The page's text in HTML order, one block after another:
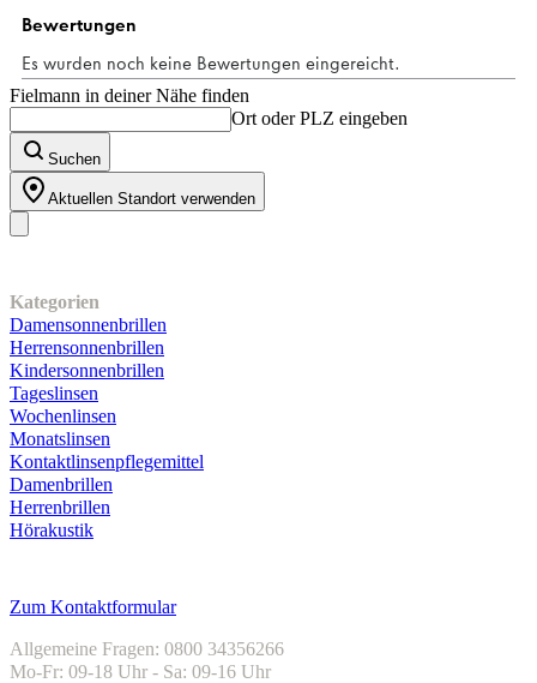
Bewertung
Fielmann in deiner Nähe finden
Ort oder PLZ eingeben
Suchen
Aktuellen Standort verwenden
Kategorien
Damensonnenbrillen
Herrensonnenbrillen
Kindersonnenbrillen
Tageslinsen
Wochenlinsen
Monatslinsen
Kontaktlinsenpflegemittel
Damenbrillen
Herrenbrillen
Hörakustik
Zum Kontaktformular
Allgemeine Fragen: 0800 34356266
Mo-Fr: 09-18 Uhr - Sa: 09-16 Uhr